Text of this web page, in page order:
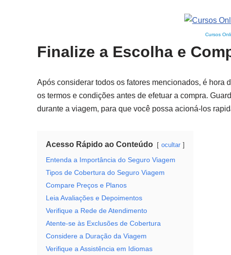
Cursos
Finalize a Escolha e
Após considerar todos os fatores mencionados, é hora
os termos e condições antes de efetuar a compra.
durante a viagem, para que você possa acioná-los
Acesso Rápido ao Conteúdo ocultar
Entenda a Importância do Seguro Viagem
Tipos de Cobertura do Seguro Viagem
Compare Preços e Planos
Leia Avaliações e Depoimentos
Verifique a Rede de Atendimento
Atente-se às Exclusões de Cobertura
Considere a Duração da Viagem
Verifique a Assistência em Idiomas